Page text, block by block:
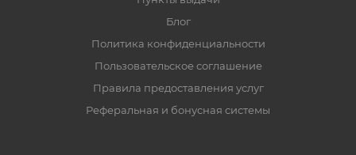
Блог
Политика конфиденциальности
Пользовательское соглашение
Правила предоставления услуг
Реферальная и бонусная системы